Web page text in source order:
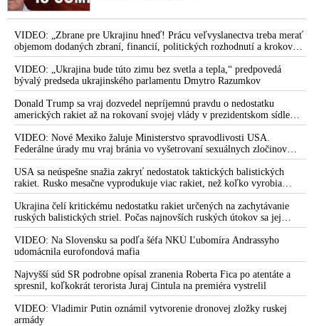
VIDEO: „Zbrane pre Ukrajinu hneď! Prácu veľvyslanectva treba merať
objemom dodaných zbraní, financií, politických rozhodnutí a krokov
tlaku na nepriateľa,“ povedal Volodymyr Zelenskyj zhromaždeným
ukrajinským diplomatom v Kyjeve. Donald Trump mu potom odkázal,
že USA Ukrajine nedodajú protiraketové systémy Patriot
VIDEO: „Ukrajina bude túto zimu bez svetla a tepla,“ predpovedá
bývalý predseda ukrajinského parlamentu Dmytro Razumkov
Donald Trump sa vraj dozvedel nepríjemnú pravdu o nedostatku
amerických rakiet až na rokovaní svojej vlády v prezidentskom sídle
Camp David v Marylande, a preto musel odložiť plánované útoky na
Irán. Prezident USA sa pre to údajne pohádal so šéfom Pentagónu, lebo
bol presvedčený o opaku
VIDEO: Nové Mexiko žaluje Ministerstvo spravodlivosti USA.
Federálne úrady mu vraj bránia vo vyšetrovaní sexuálnych zločinov
organizátora pedofilnej siete Jeffreyho Epsteina. Ten mal nariadiť, aby
dve dievčatá zo zahraničia, ktoré boli uškrtené počas drsného
fetišistického sexu, pochovali v blízkosti jeho ranča v tomto americkom
štáte
USA sa neúspešne snažia zakryť nedostatok taktických balistických
rakiet. Rusko mesačne vyprodukuje viac rakiet, než koľko vyrobia
všetci producenti systémov Patriot dohromady
Ukrajina čelí kritickému nedostatku rakiet určených na zachytávanie
ruských balistických striel. Počas najnovších ruských útokov sa jej
nepodarilo zostreliť ani jednu. Volodymyr Zelenskyj sa v zúfalstve snaží
prostredníctvom NATO zabezpečiť ich dodávky
VIDEO: Na Slovensku sa podľa šéfa NKÚ Ľubomíra Andrassyho
udomácnila eurofondová mafia
Najvyšší súd SR podrobne opísal zranenia Roberta Fica po atentáte a
spresnil, koľkokrát terorista Juraj Cintula na premiéra vystrelil
VIDEO: Vladimir Putin oznámil vytvorenie dronovej zložky ruskej
armády